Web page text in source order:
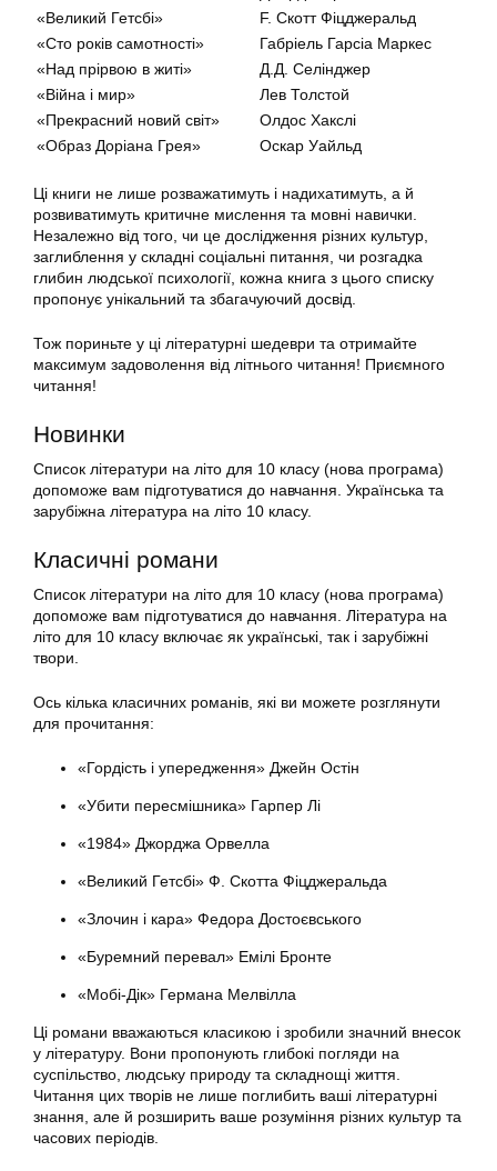
«Великий Гетсбі»
F. Скотт Фіцджеральд
«Сто років самотності»
Габріель Гарсіа Маркес
«Над прірвою в житі»
Д.Д. Селінджер
«Війна і мир»
Лев Толстой
«Прекрасний новий світ»
Олдос Хакслі
«Образ Доріана Грея»
Оскар Уайльд
Ці книги не лише розважатимуть і надихатимуть, а й
розвиватимуть критичне мислення та мовні навички.
Незалежно від того, чи це дослідження різних культур,
заглиблення у складні соціальні питання, чи розгадка
глибин людської психології, кожна книга з цього списку
пропонує унікальний та збагачуючий досвід.
Тож пориньте у ці літературні шедеври та отримайте
максимум задоволення від літнього читання! Приємного
читання!
Новинки
Список літератури на літо для 10 класу (нова програма)
допоможе вам підготуватися до навчання. Українська та
зарубіжна література на літо 10 класу.
Класичні романи
Список літератури на літо для 10 класу (нова програма)
допоможе вам підготуватися до навчання. Література на
літо для 10 класу включає як українські, так і зарубіжні
твори.
Ось кілька класичних романів, які ви можете розглянути
для прочитання:
«Гордість і упередження» Джейн Остін
«Убити пересмішника» Гарпер Лі
«1984» Джорджа Орвелла
«Великий Гетсбі» Ф. Скотта Фіцджеральда
«Злочин і кара» Федора Достоєвського
«Буремний перевал» Емілі Бронте
«Мобі-Дік» Германа Мелвілла
Ці романи вважаються класикою і зробили значний внесок
у літературу. Вони пропонують глибокі погляди на
суспільство, людську природу та складнощі життя.
Читання цих творів не лише поглибить ваші літературні
знання, але й розширить ваше розуміння різних культур та
часових періодів.